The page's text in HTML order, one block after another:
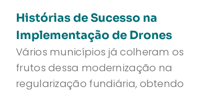
Histórias de Sucesso na
Implementação de Drones
Vários municípios já colheram os
frutos dessa modernização na
regularização fundiária, obtendo